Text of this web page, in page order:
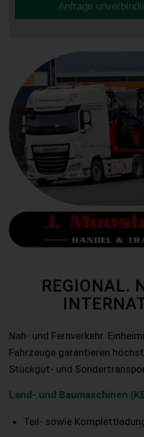
Anfrage
REGIONAL.
Nah- und Fernverkehr.
Fahrzeuge garantieren
Stückgut- und
Land- und Baumaschinen
Teil- sowie